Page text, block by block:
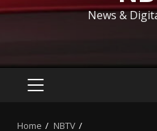
News &
PRIMARY
Home
NBTV